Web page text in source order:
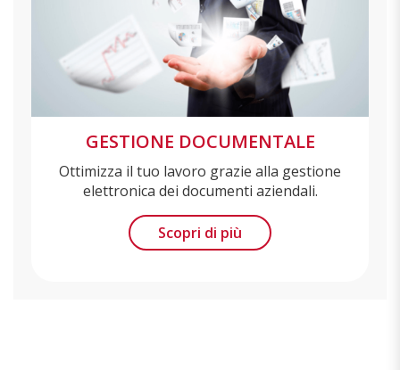
GESTIONE DOCUMENTALE
Ottimizza il tuo lavoro grazie alla gestione
elettronica dei documenti aziendali.
Scopri di più